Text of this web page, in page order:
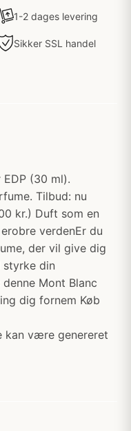
1-2 dages levering
Sikker SSL handel
(30 ml).
Tilbud: nu
kr.) Duft som en
verdenEr du
der vil give dig
din
Mont Blanc
dig fornem Køb
kan være genereret